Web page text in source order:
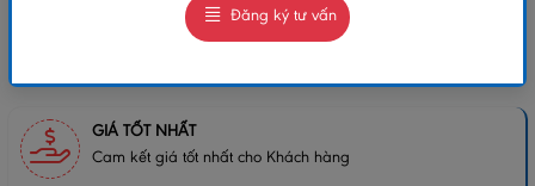
GIÁ TỐT NHẤT
Cam kết giá tốt nhất cho Khách hàng
Đăng ký tư vấn